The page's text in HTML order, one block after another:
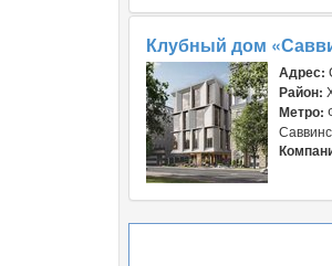
Клубный дом
Адрес:
Район:
Метро: